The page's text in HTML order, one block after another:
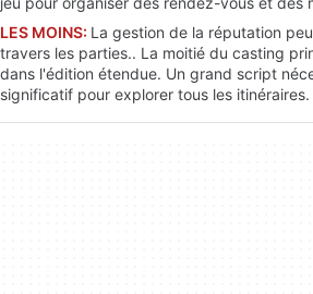
LES MOINS: La gestion de la réputation
travers les parties.. La moitié du casting
dans l'édition étendue. Un grand script
significatif pour explorer tous les itinéraires.